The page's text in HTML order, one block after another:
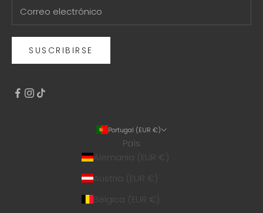
SUSCRIBIRSE
Portugal (EUR €)
País
Alemania (EUR €)
Austria (EUR €)
Bélgica (EUR €)